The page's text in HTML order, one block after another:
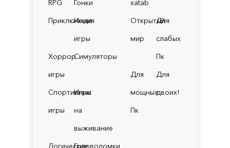
RPG
Гонки
Приключения
Инди
игры
Хоррор
игры
Симуляторы
Спортивные
игры
Игры
на
выживание
ЛогическиеГоловоломки
xatab
Открытый
мир
Для
слабых
Пк
Для
мощных
Пк
Для
двоих!